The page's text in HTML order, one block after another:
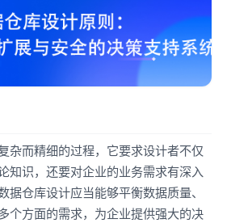
杂而精细的过程，它要求设计者不仅
知识，还要对企业的业务需求有深入
据仓库设计应当能够平衡数据质量、
个方面的需求，为企业提供强大的决